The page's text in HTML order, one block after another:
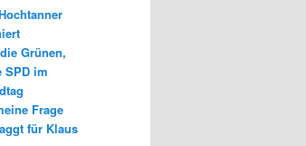
Grünen,
SPD im
Frage
für Klaus